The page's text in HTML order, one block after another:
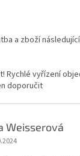
a zboží
Rychlé vyřízení
doporučit
Weisserová
obchodu je 5 z 5